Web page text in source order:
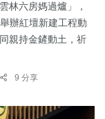
林六房媽過爐」，
辦紅壇新建工程動
親持金鏟動土，祈
9 分享